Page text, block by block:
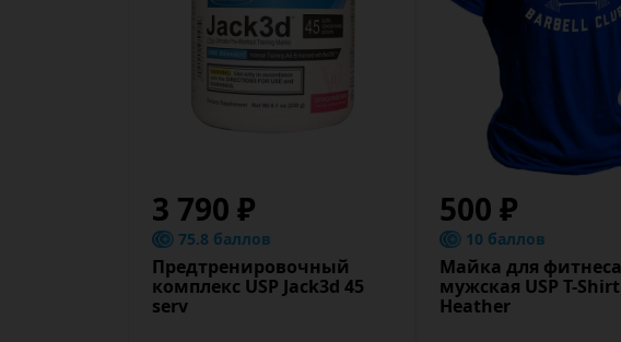
3 790 ₽
75.8 баллов
Предтренировочный
комплекс USP Jack3d 45
serv
500 ₽
10 баллов
Майка для фитнеса
мужская USP T-Shirt
Heather